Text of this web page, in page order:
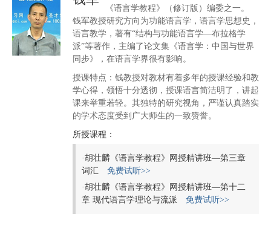
《语言学教程》（修订版）编委之一。
钱军教授研究方向为功能语言学，语言学思想史，
语言教学，著有“结构与功能语言学—布拉格学
派”等著作，主编了论文集《语言学：中国与世界
同步》，在语言学界很有影响。
授课特点：钱教授对教材有着多年的授课经验和教
学心得，领悟十分透彻，授课语言简洁明了，讲起
课来举重若轻。其独特的研究视角，严谨认真踏实
的学术态度受到广大师生的一致赞誉。
所授课程：
·胡壮麟《语言学教程》网授精讲班—第三章
词汇 免费试听>>
·胡壮麟《语言学教程》网授精讲班—第十二
章 现代语言学理论与流派 免费试听>>